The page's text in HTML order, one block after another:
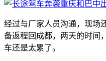
经过与厂家人员沟通，现场
备返程回成都，两天的时间
车还是太累了。